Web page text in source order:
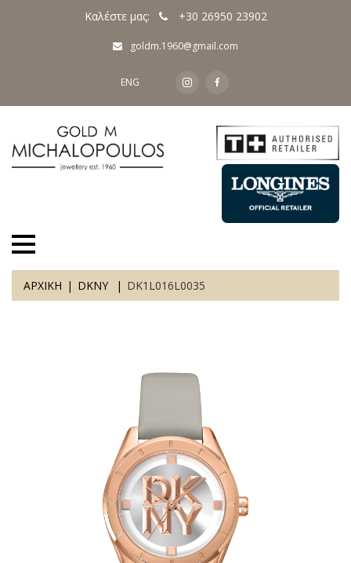
Καλέστε μας: +30 26950 23902
goldm.1960@gmail.com
ENG
ΑΡΧΙΚΗ DKNY DK1L016L0035